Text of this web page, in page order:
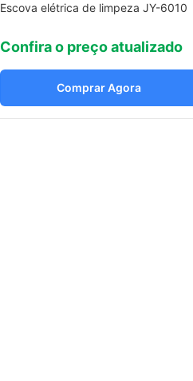
Escova elétrica de limpeza JY-6010
Confira o preço atualizado
Comprar Agora